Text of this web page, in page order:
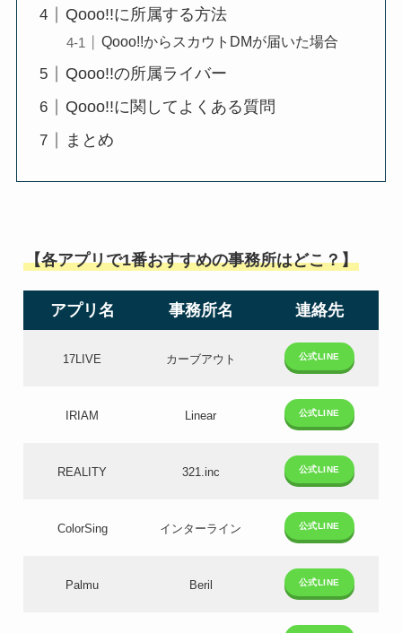
Qooo!!に所属する方法
Qooo!!からスカウトDMが届いた場合
Qooo!!の所属ライバー
Qooo!!に関してよくある質問
まとめ
【各アプリで1番おすすめの事務所はどこ？】
アプリ名 事務所名 連絡先
17LIVE カーブアウト 公式LINE
IRIAM Linear 公式LINE
REALITY 321.inc 公式LINE
ColorSing インターライン 公式LINE
Palmu Beril 公式LINE